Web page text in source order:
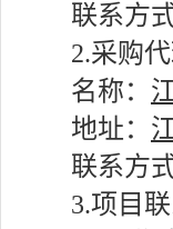
联系方式
2.采购
名称：
地址：
联系方式
3.项目